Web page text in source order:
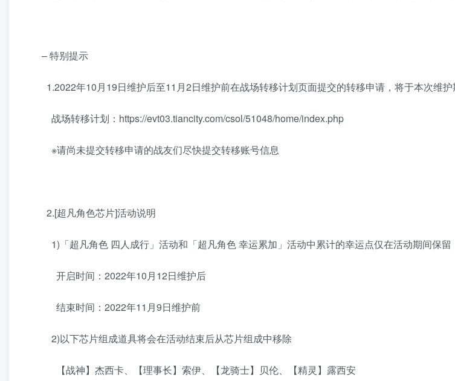
– 特别提示
1.2022年10月19日维护后至11月2日维护前在战场转移计划页面提交的转移申请，将于本次维护
战场转移计划：https://evt03.tiancity.com/csol/51048/home/index.php
※请尚未提交转移申请的战友们尽快提交转移账号信息
2.[超凡角色芯片]活动说明
1)「超凡角色 四人成行」活动和「超凡角色 幸运累加」活动中累计的幸运点仅在活动期间保留
开启时间：2022年10月12日维护后
结束时间：2022年11月9日维护前
2)以下芯片组成道具将会在活动结束后从芯片组成中移除
【战神】杰西卡、【理事长】索伊、【龙骑士】贝伦、【精灵】露西安